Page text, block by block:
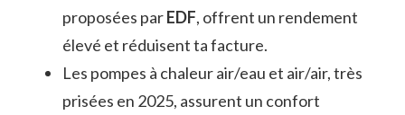
proposées parEDF, offrent un rendement
élevé et réduisent ta facture.
Les pompes à chaleur air/eau et air/air, très
prisées en 2025, assurent un confort